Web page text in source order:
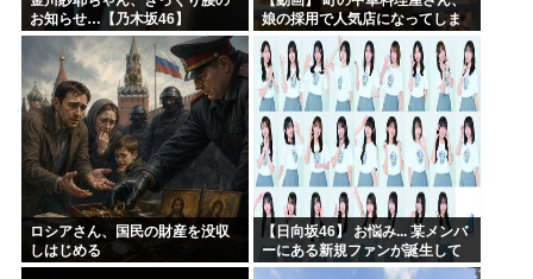
お知らせ…【乃木坂46】
娘の採用で人気店になってしま
う
ロシアさん、国民の財産を没収
しはじめる
【日向坂46】 お悩み... 某メンバ
ーにある新規ファンが誕生して
いた